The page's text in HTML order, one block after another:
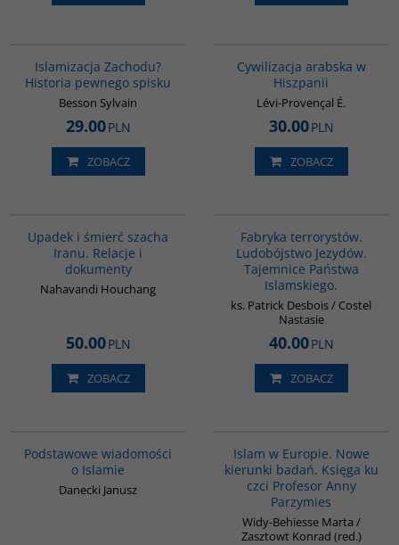
Islamizacja Zachodu?
Historia pewnego spisku
Besson Sylvain
29.00PLN
ZOBACZ
Cywilizacja arabska w
Hiszpanii
Lévi-Provençal É.
30.00PLN
ZOBACZ
Upadek i śmierć szacha
Iranu. Relacje i
dokumenty
Nahavandi Houchang
50.00PLN
ZOBACZ
Fabryka terrorystów.
Ludobójstwo Jezydów.
Tajemnice Państwa
Islamskiego.
ks. Patrick Desbois / Costel
Nastasie
40.00PLN
ZOBACZ
Podstawowe wiadomości
o Islamie
Danecki Janusz
Islam w Europie. Nowe
kierunki badań. Księga ku
czci Profesor Anny
Parzymies
Widy-Behiesse Marta /
Zasztowt Konrad (red.)